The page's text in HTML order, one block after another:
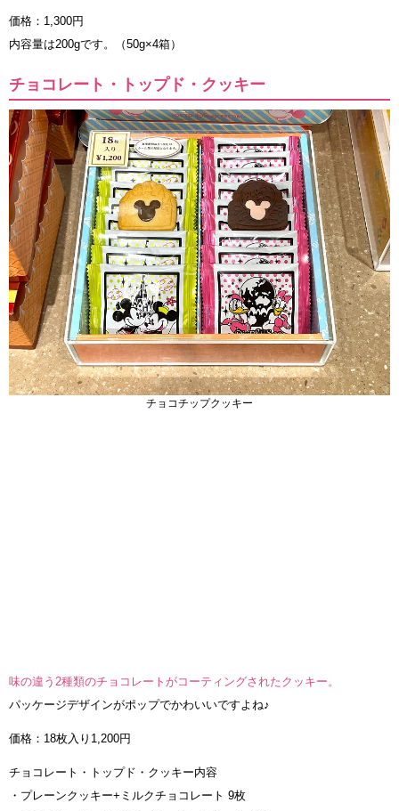
価格：1,300円
内容量は200gです。（50g×4箱）
チョコレート・トップド・クッキー
チョコチップクッキー
味の違う2種類のチョコレートがコーティングされたクッキー。
パッケージデザインがポップでかわいいですよね♪
価格：18枚入り1,200円
チョコレート・トップド・クッキー内容
・プレーンクッキー+ミルクチョコレート 9枚